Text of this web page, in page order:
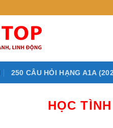
250 CÂU HỎI HẠNG A1A
HỌC